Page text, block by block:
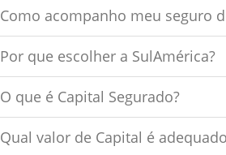
Como acompanho meu seguro
Por que escolher a SulAmérica?
O que é Capital Segurado?
Qual valor de Capital é